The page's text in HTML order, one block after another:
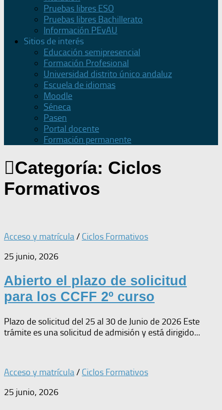
Pruebas libres ESO
Pruebas libres Bachillerato
Información PEvAU
Sitios de interés
Educación semipresencial
Formación Profesional
Universidad distrito único andaluz
Escuela de idiomas
Moodle
Séneca
Pasen
Portal docente
Formación permanente
Categoría: Ciclos
Formativos
Acceso y matrícula/ Ciclos Formativos
25 junio, 2026
Abierto el plazo de solicitud
para los CCFF 2º curso
Plazo de solicitud del 25 al 30 de Junio de 2026 Este
trámite es una solicitud de admisión y está dirigido...
Acceso y matrícula/ Ciclos Formativos
25 junio, 2026